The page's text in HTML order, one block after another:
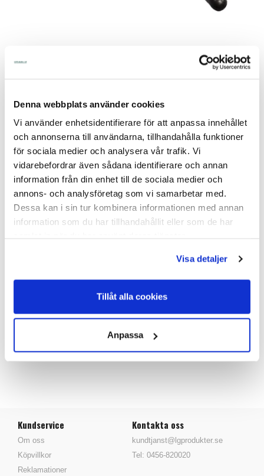
Denna webbplats använder cookies
Vi använder enhetsidentifierare för att anpassa innehållet
och annonserna till användarna, tillhandahålla funktioner
för sociala medier och analysera vår trafik. Vi
vidarebefordrar även sådana identifierare och annan
information från din enhet till de sociala medier och
annons- och analysföretag som vi samarbetar med.
Dessa kan i sin tur kombinera informationen med annan
information som du har tillhandahållit eller som de har
Visa detaljer
Tillåt alla cookies
Anpassa
Lagerstatus:
Artikelnamn:Tryckstång
166,00
Lägg i kundvagnen
PRODUKTANSVARIG
Kundservice
Om oss
Köpvillkor
Reklamationer
Kontakta oss
kundtjanst@lgprodukter.se
Tel: 0456-820020